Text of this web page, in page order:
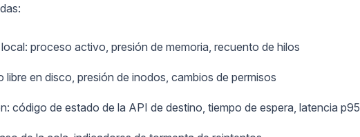
proceso activo, presión de memoria, recuento de hilos
libre en disco, presión de inodos, cambios de permisos
código de estado de la API de destino, tiempo de espera, latencia p95